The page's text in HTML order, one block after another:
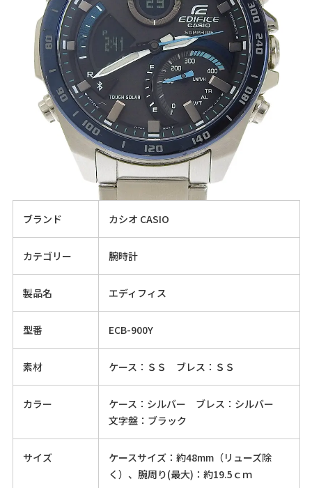
ブランド カシオ CASIO
カテゴリー 腕時計
製品名 エディフィス
型番 ECB-900Y
素材 ケース：ＳＳ ブレス：ＳＳ
カラー
ケース：シルバー ブレス：シルバー
文字盤：ブラック
サイズ
ケースサイズ：約48mm（リューズ除
く）、腕周り(最大)：約19.5ｃｍ